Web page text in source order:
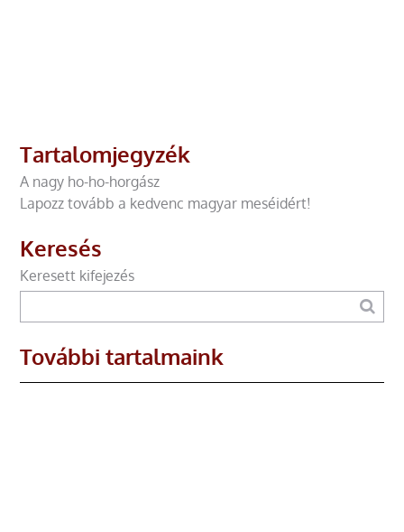
Tartalomjegyzék
A nagy ho-ho-horgász
Lapozz tovább a kedvenc magyar meséidért!
Keresés
Keresett kifejezés
További tartalmaink